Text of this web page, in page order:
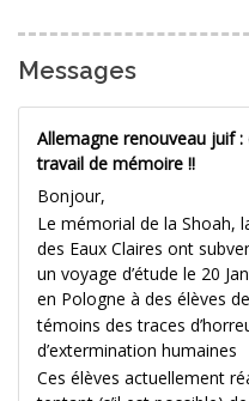
Messages
Allemagne renouveau juif
travail de mémoire !!
Bonjour,
Le mémorial de la Shoah,
des Eaux Claires ont
un voyage d’étude le 20
en Pologne à des élèves
témoins des traces
d’extermination humaines
Ces élèves actuellement